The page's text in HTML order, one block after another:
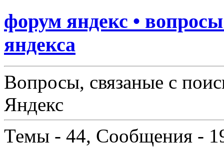
форум яндекс •
яндекса
Вопросы, связаные с
Яндекс
Темы - 44, Сообщения -